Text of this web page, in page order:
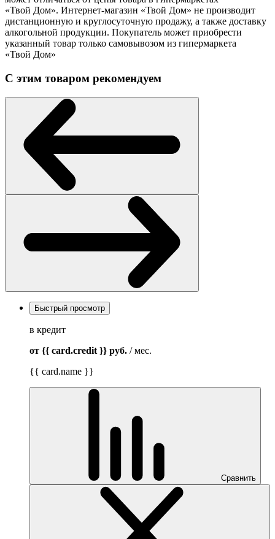
«Твой Дом». Интернет-магазин «Твой Дом» не производит
дистанционную и круглосуточную продажу, а также доставку
алкогольной продукции. Покупатель может приобрести
указанный товар только самовывозом из гипермаркета
«Твой Дом»
С этим товаром рекомендуем
Быстрый просмотр
в кредит
от {{ card.credit }} руб. / мес.
{{ card.name }}
Сравнить